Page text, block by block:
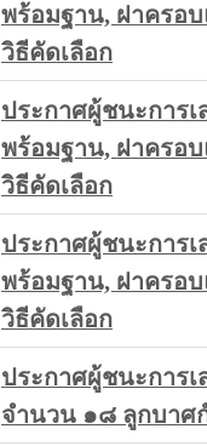
พร้อมฐาน, ฝาครอ
วิธีคัดเลือก
ประกาศผู้ชนะการ
พร้อมฐาน, ฝาครอ
วิธีคัดเลือก
ประกาศผู้ชนะการ
พร้อมฐาน, ฝาครอ
วิธีคัดเลือก
ประกาศผู้ชนะการ
จำนวน ๑๘ ลูกบาศ